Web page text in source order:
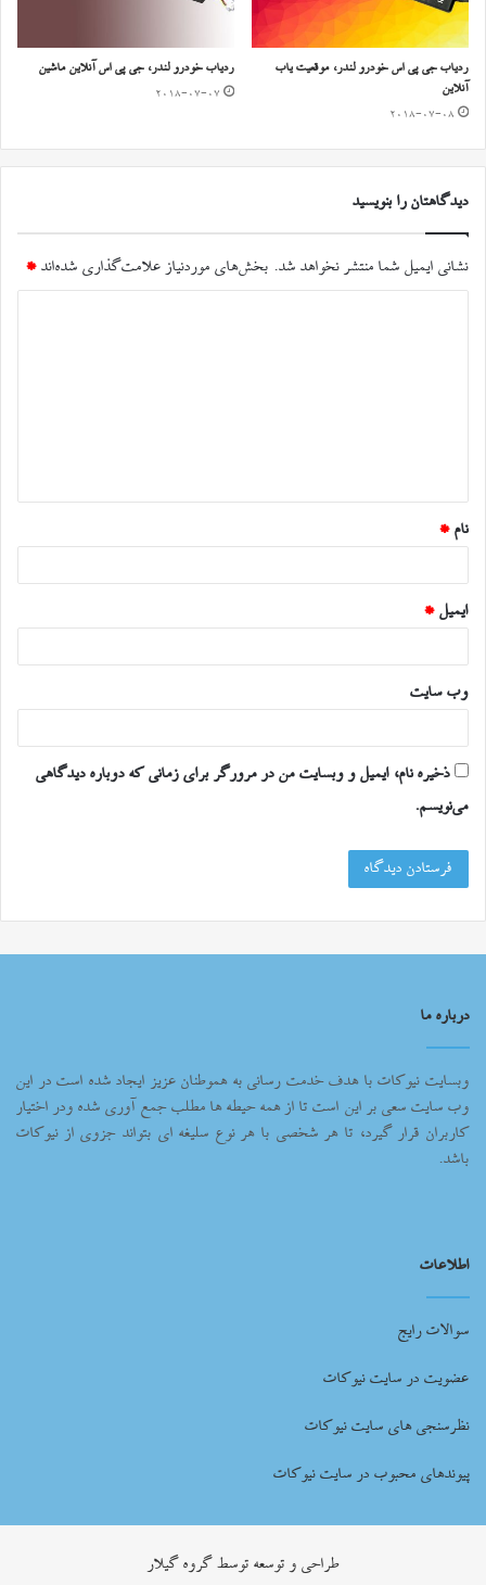
ردیاب جی پی اس خودرو لندر، موقعیت یاب
آنلاین
2018-07-08
ردیاب خودرو لندر، جی پی اس آنلاین ماشین
2018-07-07
دیدگاهتان را بنویسید
نشانی ایمیل شما منتشر نخواهد شد. بخش‌های موردنیاز علامت‌گذاری شده‌اند *
*
نام *
ایمیل *
وب‌ سایت
ذخیره نام، ایمیل و وبسایت من در مرورگر برای زمانی که دوباره دیدگاهی
می‌نویسم.
درباره ما
وبسایت نیوکات با هدف خدمت رسانی به هموطنان عزیز ایجاد شده است در این
وب سایت سعی بر این است تا از همه حیطه ها مطلب جمع آوری شده ودر اختیار
کاربران قرار گیرد، تا هر شخصی با هر نوع سلیغه ای بتواند جزوی از نیوکات
باشد.
اطلاعات
سوالات رایج
عضویت در سایت نیوکات
نظرسنجی های سایت نیوکات
پیوندهای محبوب در سایت نیوکات
طراحي و توسعه توسط گروه گيلار